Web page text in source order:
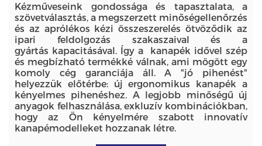
Kézműveseink gondossága és tapasztalata, a
szövetválasztás, a megszerzett minőségellenőrzés
és az aprólékos kézi összeszerelés ötvöződik az
ipari feldolgozás szakaszaival és a
gyártás kapacitásával. Így a kanapék idővel szép
és megbízható termékké válnak, ami mögött egy
komoly cég garanciája áll. A "jó pihenést"
helyezzük előtérbe: új ergonomikus kanapék a
kényelmes pihenéshez. A legjobb minőségű új
anyagok felhasználása, exkluzív kombinációkban,
hogy az Ön kényelmére szabott innovatív
kanapémodelleket hozzanak létre.